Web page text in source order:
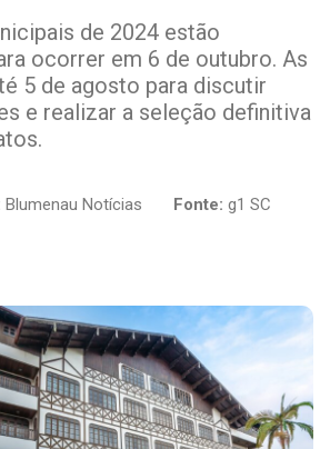
de 2024 estão
ocorrer em 6 de outubro. As
5 de agosto para discutir
e realizar a seleção definitiva
Blumenau Notícias Fonte: g1 SC